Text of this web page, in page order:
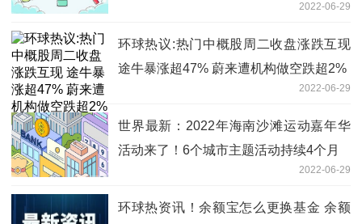
2022-06-29
环球热议:热门中概股周二收盘涨跌互现
途牛暴涨超47% 蔚来遭机构做空跌超2%
2022-06-29
世界最新：2022年海南沙滩运动嘉年华
活动来了！6个城市主题活动持续4个月
2022-06-29
环球热资讯！余额宝怎么更换基金 余额